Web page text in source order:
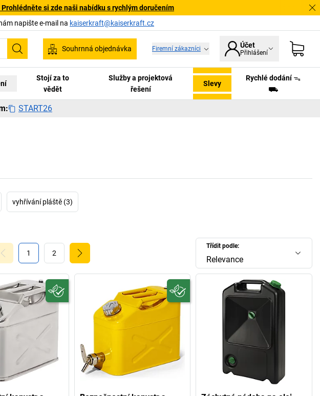
si zde naši nabídku s rychlým doručením
napište e-mail na kaiserkraft@kaiserkraft.cz
Hledání
Souhrnná objednávka Firemní zákazníci Účet
Přihlášení
Stojí za to
vědět
Služby a projektová
řešení
Slevy
Rychlé dodání ᯓ
⛟
START26
vyhřívání pláště (3)
Třídit podle:
Relevance
1 2